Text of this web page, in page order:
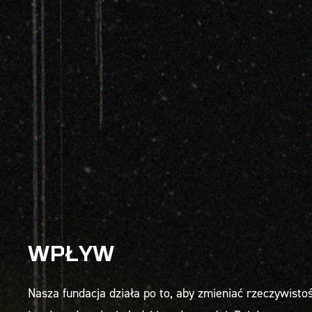
WPŁYW
Nasza fundacja działa po to, aby zmieniać